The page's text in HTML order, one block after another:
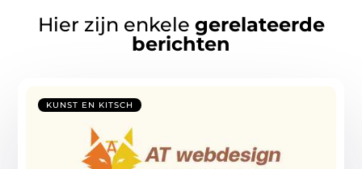
Hier zijn enkele gerelateerde
berichten
KUNST EN KITSCH